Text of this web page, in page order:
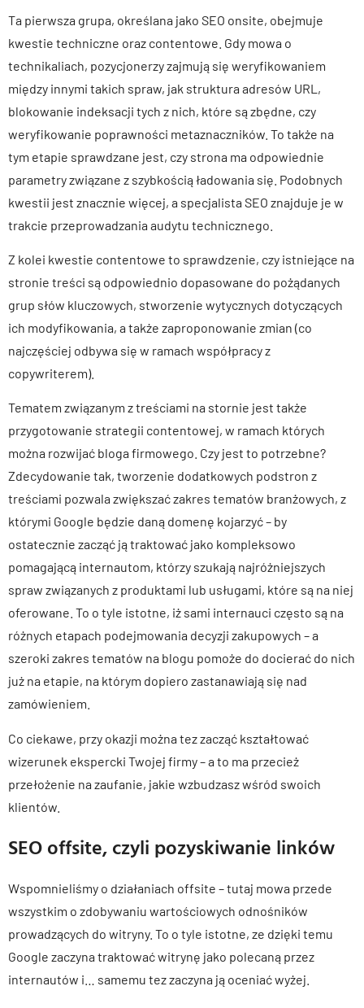
Ta pierwsza grupa, określana jako SEO onsite, obejmuje
kwestie techniczne oraz contentowe. Gdy mowa o
technikaliach, pozycjonerzy zajmują się weryfikowaniem
między innymi takich spraw, jak struktura adresów URL,
blokowanie indeksacji tych z nich, które są zbędne, czy
weryfikowanie poprawności metaznaczników. To także na
tym etapie sprawdzane jest, czy strona ma odpowiednie
parametry związane z szybkością ładowania się. Podobnych
kwestii jest znacznie więcej, a specjalista SEO znajduje je w
trakcie przeprowadzania audytu technicznego.
Z kolei kwestie contentowe to sprawdzenie, czy istniejące na
stronie treści są odpowiednio dopasowane do pożądanych
grup słów kluczowych, stworzenie wytycznych dotyczących
ich modyfikowania, a także zaproponowanie zmian (co
najczęściej odbywa się w ramach współpracy z
copywriterem).
Tematem związanym z treściami na stornie jest także
przygotowanie strategii contentowej, w ramach których
można rozwijać bloga firmowego. Czy jest to potrzebne?
Zdecydowanie tak, tworzenie dodatkowych podstron z
treściami pozwala zwiększać zakres tematów branżowych, z
którymi Google będzie daną domenę kojarzyć – by
ostatecznie zacząć ją traktować jako kompleksowo
pomagającą internautom, którzy szukają najróżniejszych
spraw związanych z produktami lub usługami, które są na niej
oferowane. To o tyle istotne, iż sami internauci często są na
różnych etapach podejmowania decyzji zakupowych – a
szeroki zakres tematów na blogu pomoże do docierać do nich
już na etapie, na którym dopiero zastanawiają się nad
zamówieniem.
Co ciekawe, przy okazji można tez zacząć kształtować
wizerunek ekspercki Twojej firmy – a to ma przecież
przełożenie na zaufanie, jakie wzbudzasz wśród swoich
klientów.
SEO offsite, czyli pozyskiwanie linków
Wspomnieliśmy o działaniach offsite – tutaj mowa przede
wszystkim o zdobywaniu wartościowych odnośników
prowadzących do witryny. To o tyle istotne, ze dzięki temu
Google zaczyna traktować witrynę jako polecaną przez
internautów i… samemu tez zaczyna ją oceniać wyżej.